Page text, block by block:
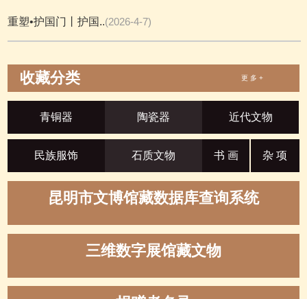
重塑•护国门丨护国..(2026-4-7)
收藏分类 更 多 +
青铜器 陶瓷器 近代文物
民族服饰 石质文物 书 画 杂 项
昆明市文博馆藏数据库查询系统
三维数字展馆藏文物